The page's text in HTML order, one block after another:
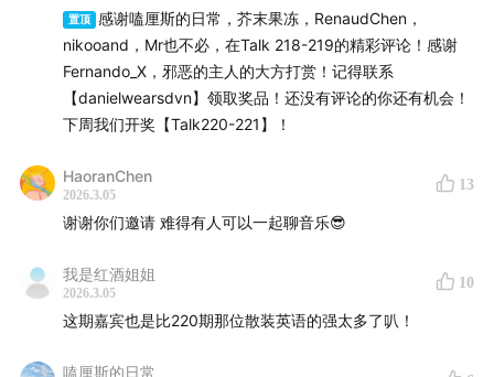
置顶
感谢嗑厘斯的日常，芥末果冻，RenaudChen，
nikooand，Mr也不必，在Talk 218-219的精彩评论！感谢
Fernando_X，邪恶的主人的大方打赏！记得联系
【danielwearsdvn】领取奖品！还没有评论的你还有机会！
下周我们开奖【Talk220-221】！
HaoranChen
2026.3.05
13
谢谢你们邀请 难得有人可以一起聊音乐😎
我是红酒姐姐
2026.3.05
10
这期嘉宾也是比220期那位散装英语的强太多了叭！
嗑厘斯的日常